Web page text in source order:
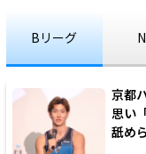
Bリーグ
京都
思い
舐め